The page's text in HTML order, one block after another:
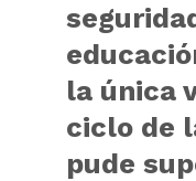
la única
ciclo de
pude